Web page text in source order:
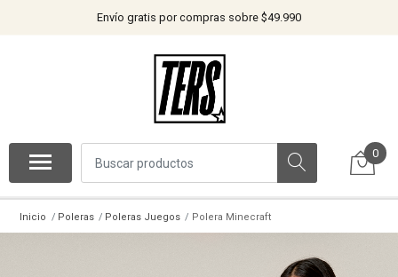
Envío gratis por compras sobre $49.990
0
Inicio Poleras Poleras Juegos Polera Minecraft